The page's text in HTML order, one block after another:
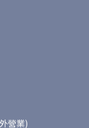
營業)